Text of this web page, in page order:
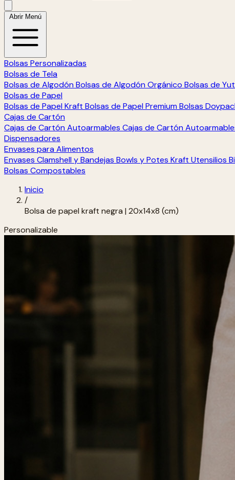
Abrir Menú
Bolsas Personalizadas
Bolsas de Tela
Bolsas de Algodón Bolsas de Algodón Orgánico Bolsas de
Bolsas de Papel
Bolsas de Papel Kraft Bolsas de Papel Premium Bolsas
Cajas de Cartón
Cajas de Cartón Autoarmables Cajas de Cartón
Dispensadores
Envases para Alimentos
Envases Clamshell y Bandejas Bowls y Potes Kraft Utensilios
Bolsas Compostables
Inicio
/
Bolsa de papel kraft negra | 20x14x8 (cm)
Personalizable